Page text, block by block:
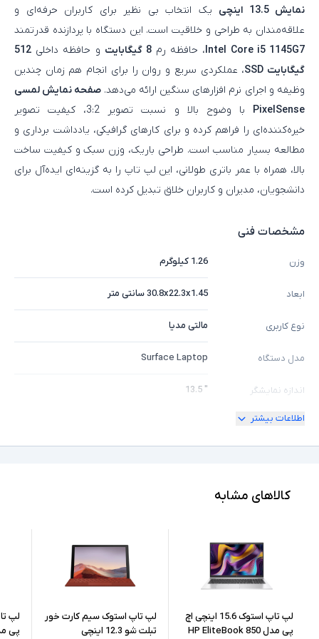
نمایش 13.5 اینچی
یک انتخاب بی‌ نظیر برای کاربران حرفه‌ای و
علاقه‌مندان به طراحی و خلاقیت است. این دستگاه با پردازنده قدرتمند
Intel Core i5 1145G7، حافظه رم8 گیگابایت و حافظه داخلی 512
گیگابایت SSD
، عملکردی سریع و روان را برای انجام هم‌ زمان چندین
وظیفه و اجرای نرم‌ افزارهای سنگین ارائه می‌دهد. صفحه‌ نمایش لمسی
PixelSense
با وضوح بالا و نسبت تصویر 3:2، کیفیت تصویر
خیره‌کننده‌ای را فراهم کرده و برای کارهای گرافیکی، یادداشت‌ برداری و
مطالعه بسیار مناسب است. طراحی باریک، وزن سبک و کیفیت ساخت
بالا، همراه با عمر باتری طولانی، این لپ‌ تاپ را به گزینه‌ای ایده‌آل برای
دانشجویان، مدیران و کاربران خلاق تبدیل کرده است.
مشخصات فنی
وزن 1.26 کیلوگرم
ابعاد 30.8x22.3x1.45 سانتی متر
نوع کاربری مالتی مدیا
مدل دستگاه Surface Laptop
اندازه نمایشگر " 13.5
امکان چرخش
نسل پردازنده
8GB
حافظه داخلی 512GB
اطلاعات بیشتر
کالاهای مشابه
لپ تاپ استوک 15.6 اینچی اچ
پی مدل HP EliteBook 850
لپ تاپ استوک سیم کارت خور
تبلت شو 12.3 اینچی